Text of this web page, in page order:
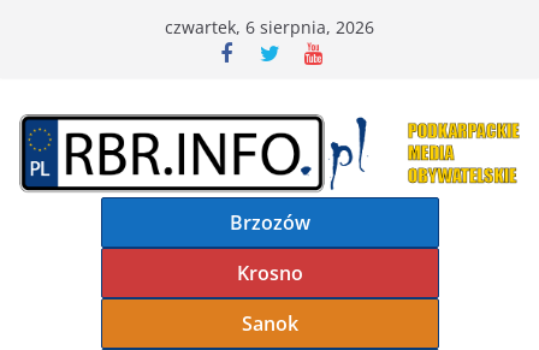
czwartek, 6 sierpnia, 2026
Brzozów
Krosno
Sanok